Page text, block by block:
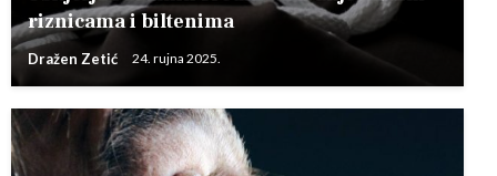
riznicama i biltenima
Dražen Zetić 24. rujna 2025.